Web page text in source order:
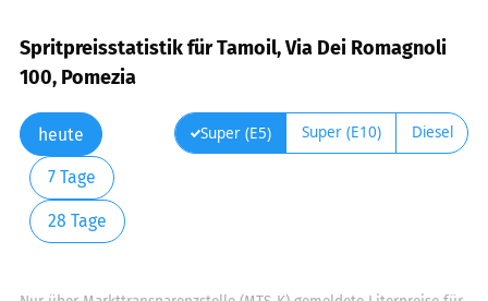
Spritpreisstatistik für Tamoil, Via Dei Romagnoli
100, Pomezia
heute
7 Tage
28 Tage
Super (E5) Super (E10) Diesel